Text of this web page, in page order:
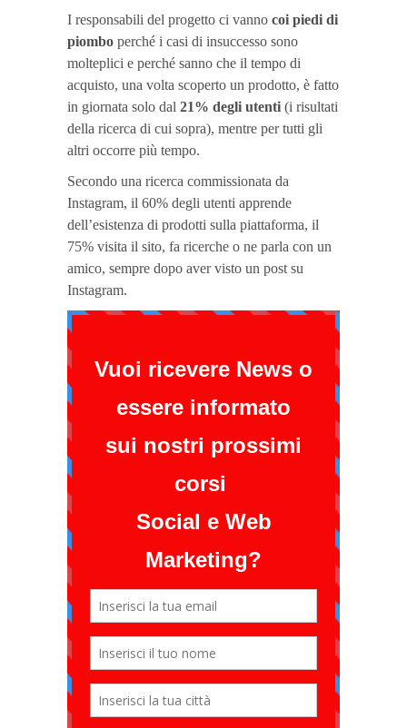
I responsabili del progetto ci vanno coi piedi di
piombo perché i casi di insuccesso sono
molteplici e perché sanno che il tempo di
acquisto, una volta scoperto un prodotto, è fatto
in giornata solo dal 21% degli utenti (i risultati
della ricerca di cui sopra), mentre per tutti gli
altri occorre più tempo.
Secondo una ricerca commissionata da
Instagram, il 60% degli utenti apprende
dell’esistenza di prodotti sulla piattaforma, il
75% visita il sito, fa ricerche o ne parla con un
amico, sempre dopo aver visto un post su
Instagram.